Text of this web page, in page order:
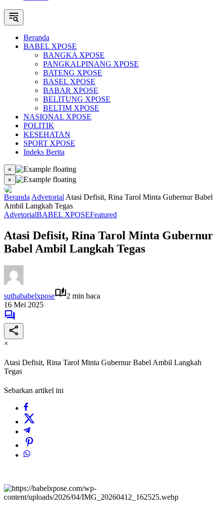
Beranda
BABEL XPOSE
BANGKA XPOSE
PANGKALPINANG XPOSE
BATENG XPOSE
BASEL XPOSE
BABAR XPOSE
BELITUNG XPOSE
BELTIM XPOSE
NASIONAL XPOSE
POLITIK
KESEHATAN
SPORT XPOSE
Indeks Berita
×
×
Beranda Advetorial Atasi Defisit, Rina Tarol Minta Gubernur Babel
Ambil Langkah Tegas
AdvetorialBABEL XPOSEFeatured
Atasi Defisit, Rina Tarol Minta Gubernur
Babel Ambil Langkah Tegas
suthababelxpose
2 min baca
16 Mei 2025
×
Atasi Defisit, Rina Tarol Minta Gubernur Babel Ambil Langkah
Tegas
Sebarkan artikel ini